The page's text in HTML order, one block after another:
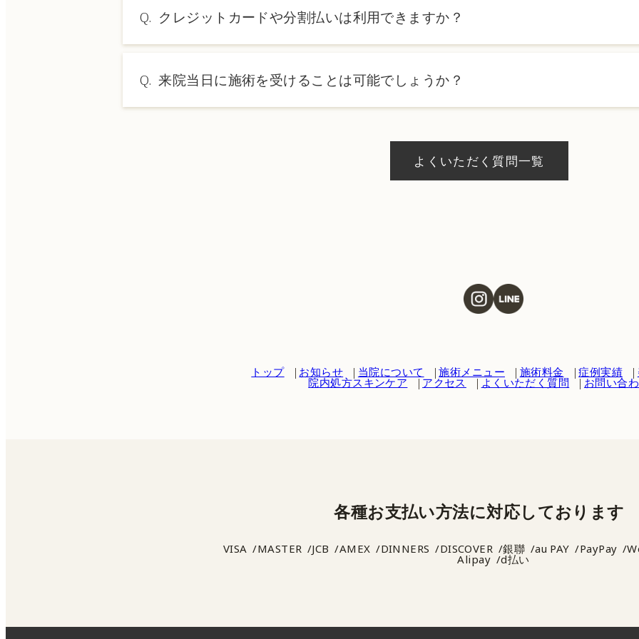
→ 料金表ページへ
Q. クレジットカードや分割払いは利用できますか？
Q. 来院当日に施術を受けることは可能でしょうか？
よくいただく質問一覧
トップ お知らせ 当院について 施術メニュー 施術料金 症例実績
院内処方スキンケア アクセス よくいただく質問 お問い合
各種お支払い方法に対応しております
VISA MASTER JCB AMEX DINNERS DISCOVER 銀聯 au PAY PayPay
Alipay d払い